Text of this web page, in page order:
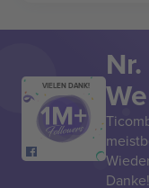
VIELEN DANK!
Danke!